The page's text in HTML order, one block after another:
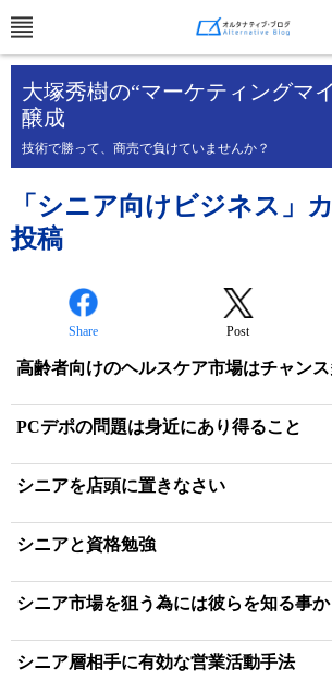
大塚秀樹の“マーケティングマ
醸成
技術で勝って、商売で負けていませんか？
「シニア向けビジネス」
投稿
Share Post
高齢者向けのヘルスケア市場はチャンス
PCデポの問題は身近にあり得ること
シニアを店頭に置きなさい
シニアと資格勉強
シニア市場を狙う為には彼らを知る事か
シニア層相手に有効な営業活動手法